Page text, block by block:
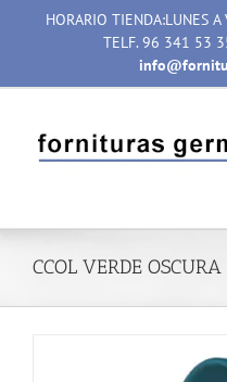
HORARIO TIENDA:LUNES
TELF. 96 341 53
CCOL VERDE OSCURA